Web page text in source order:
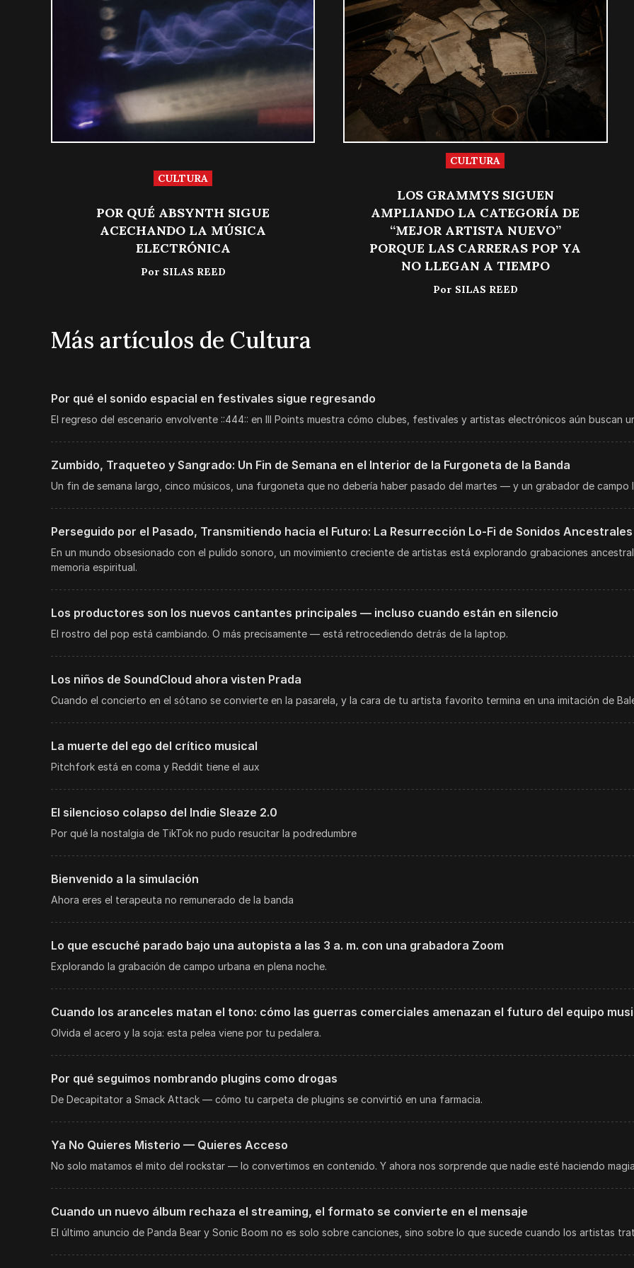
CULTURA
POR QUÉ ABSYNTH SIGUE
ACECHANDO LA MÚSICA
ELECTRÓNICA
Por SILAS REED
CULTURA
LOS GRAMMYS SIGUEN
AMPLIANDO LA CATEGORÍA DE
“MEJOR ARTISTA NUEVO”
PORQUE LAS CARRERAS POP YA
NO LLEGAN A TIEMPO
Por SILAS REED
Más artículos de Cultura
Por qué el sonido espacial en festivales sigue regresando
El regreso del escenario envolvente ::444:: en III Points muestra cómo clubes, festivales y artistas electrónicos aún buscan
Zumbido, Traqueteo y Sangrado: Un Fin de Semana en el Interior de la Furgoneta de la Banda
Un fin de semana largo, cinco músicos, una furgoneta que no debería haber pasado del martes — y un grabador de campo
Perseguido por el Pasado, Transmitiendo hacia el Futuro: La Resurrección Lo-Fi de Sonidos Ancestrales
En un mundo obsesionado con el pulido sonoro, un movimiento creciente de artistas está explorando grabaciones
memoria espiritual.
Los productores son los nuevos cantantes principales — incluso cuando están en silencio
El rostro del pop está cambiando. O más precisamente — está retrocediendo detrás de la laptop.
Los niños de SoundCloud ahora visten Prada
Cuando el concierto en el sótano se convierte en la pasarela, y la cara de tu artista favorito termina en una imitación de
La muerte del ego del crítico musical
Pitchfork está en coma y Reddit tiene el aux
El silencioso colapso del Indie Sleaze 2.0
Por qué la nostalgia de TikTok no pudo resucitar la podredumbre
Bienvenido a la simulación
Ahora eres el terapeuta no remunerado de la banda
Lo que escuché parado bajo una autopista a las 3 a. m. con una grabadora Zoom
Explorando la grabación de campo urbana en plena noche.
Cuando los aranceles matan el tono: cómo las guerras comerciales amenazan el futuro del equipo
Olvida el acero y la soja: esta pelea viene por tu pedalera.
Por qué seguimos nombrando plugins como drogas
De Decapitator a Smack Attack — cómo tu carpeta de plugins se convirtió en una farmacia.
Ya No Quieres Misterio — Quieres Acceso
No solo matamos el mito del rockstar — lo convertimos en contenido. Y ahora nos sorprende que nadie esté haciendo
Cuando un nuevo álbum rechaza el streaming, el formato se convierte en el mensaje
El último anuncio de Panda Bear y Sonic Boom no es solo sobre canciones, sino sobre lo que sucede cuando los artistas